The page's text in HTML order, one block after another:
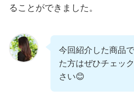
ることができました。
今回紹介した商品
た方はぜひチェッ
さい😊